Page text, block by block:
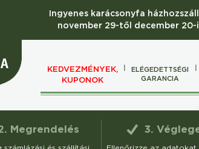
Ingyenes karácsonyfa
november 29-től december 20-
KEDVEZMÉNYEK,
KUPONOK
ELÉGEDETTSÉGI
GARANCIA
Megrendelés 3.